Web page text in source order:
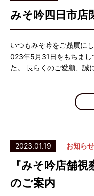
みそ吟四日市店
いつもみそ吟をご贔屓に
023年5月31日をもちまし
た。 長らくのご愛顧、誠
2023.01.19 お知らせ
『みそ吟店舗
のご案内